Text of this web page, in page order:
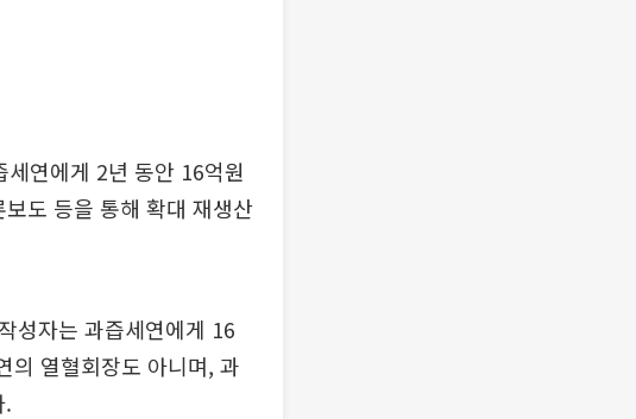
연에게 2년 동안 16억원
도 등을 통해 확대 재생산
성자는 과즙세연에게 16
의 열혈회장도 아니며, 과
.